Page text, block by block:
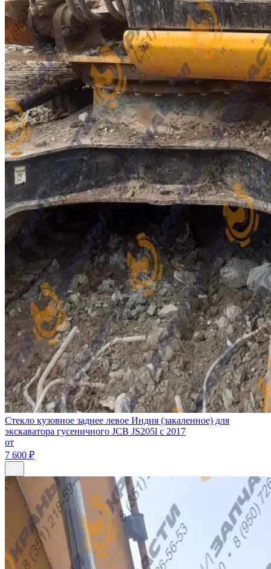
Стекло кузовное заднее левое Индия (закаленное) для
экскаватора гусеничного JCB JS205l c 2017
от
7 600 ₽